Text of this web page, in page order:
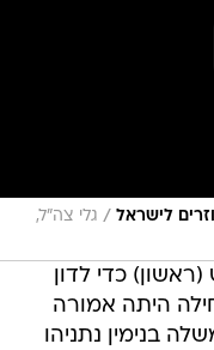
לישראל / גלי צה"ל,
כדי לדון
היתה אמורה
בנימין נתניהו